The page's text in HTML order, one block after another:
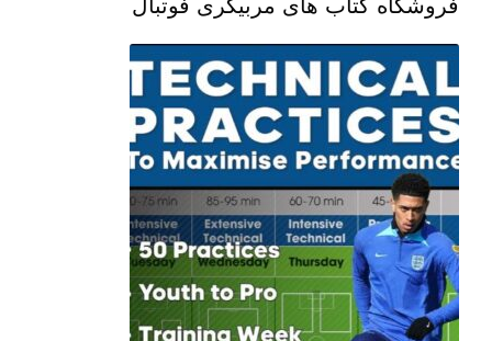
فروشگاه کتاب های مربیگری فوتبال